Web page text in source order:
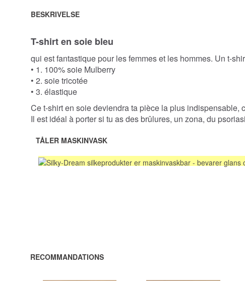
BESKRIVELSE
T-shirt en soie bleu
qui est fantastique pour les femmes et les hommes. Un t-
• 1. 100% soie Mulberry
• 2. soie tricotée
• 3. élastique
Ce t-shirt en soie deviendra ta pièce la plus indispensable,
Il est idéal à porter si tu as des brûlures, un zona, du
TÅLER MASKINVASK
RECOMMANDATIONS